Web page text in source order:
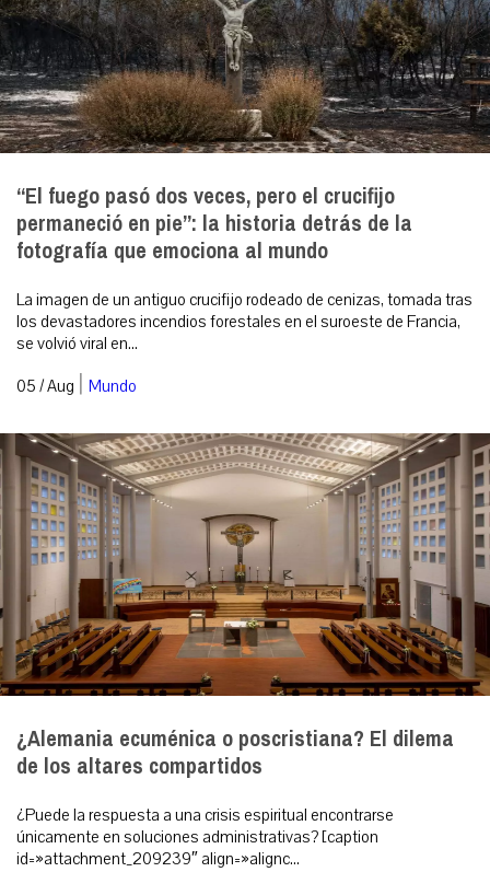
“El fuego pasó dos veces, pero el crucifijo
permaneció en pie”: la historia detrás de la
fotografía que emociona al mundo
La imagen de un antiguo crucifijo rodeado de cenizas, tomada tras
los devastadores incendios forestales en el suroeste de Francia,
se volvió viral en...
05 / Aug | Mundo
¿Alemania ecuménica o poscristiana? El dilema
de los altares compartidos
¿Puede la respuesta a una crisis espiritual encontrarse
únicamente en soluciones administrativas? [caption
id=»attachment_209239″ align=»alignc...